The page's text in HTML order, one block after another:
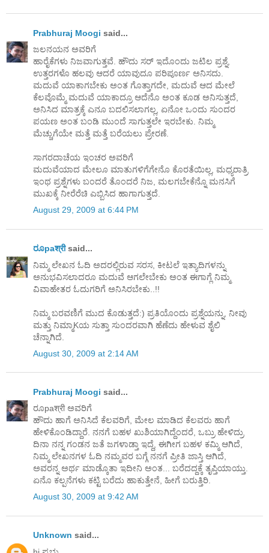
Prabhuraj Moogi said...
ಜಲನಯನ ಅವರಿಗೆ
ಹಾರೈಕೆಗಳು ನಿಜವಾಗುತ್ತವೆ. ಹೌದು ಸರ್ ಇದೊಂದು ಜಟಿಲ ಪ್ರಶ್ನೆ,
ಉತ್ತರಗಳೊ ಹಲವು ಆದರೆ ಯಾವುದೂ ಪರಿಪೂರ್ಣ ಅನಿಸದು.
ಮದುವೆ ಯಾಕಾಗಬೇಕು ಅಂತ ಗೊತ್ತಾಗದೇ, ಮದುವೆ ಆದ ಮೇಲೆ
ಕೆಲವೊಮ್ಮೆ ಮದುವೆ ಯಾಕಾದ್ರೂ ಆದೆನೊ ಅಂತ ಕೂಡ ಅನಿಸುತ್ತದೆ,
ಅನಿಸಿದ ಮಾತ್ರಕ್ಕೆ ಎನೂ ಬದಲಿಸಲಾಗಲ್ಲ, ಏನೋ ಒಂದು ಸುಂದರ
ಪಯಣ ಅಂತ ಬಂಡಿ ಮುಂದೆ ಸಾಗುತ್ತಲೇ ಇರಬೇಕು. ನಿಮ್ಮ
ಮೆಚ್ಚುಗೆಯೇ ಮತ್ತೆ ಮತ್ತೆ ಬರೆಯಲು ಪ್ರೇರಣೆ.
ಸಾಗರದಾಚೆಯ ಇಂಚರ ಅವರಿಗೆ
ಮದುವೆಯಾದ ಮೇಲೂ ಮಾತುಗಳಿಗೆಗೇನೊ ಕೊರತೆಯಿಲ್ಲ, ಮಧ್ಯರಾತ್ರಿ
ಇಂಥ ಪ್ರಶ್ನೆಗಳು ಬಂದರೆ ತೊಂದರೆ ನಿಜ, ಮಲಗಬೇಕೆನ್ನೊ ಮನಸಿಗೆ
ಮುಖಕ್ಕೆ ನೀರೆರೆಚಿ ಎಬ್ಬಿಸಿದ ಹಾಗಾಗುತ್ತದೆ.
August 29, 2009 at 6:44 PM
ರೂpaश्रीsaid...
ನಿಮ್ಮ ಲೇಖನ ಓದಿ ಅದರಲ್ಲಿರುವ ಸರಸ, ಕೀಟಲೆ ಇತ್ಯಾದಿಗಳನ್ನು
ಅನುಭವಿಸಲಾದರೂ ಮದುವೆ ಆಗಲೇಬೇಕು ಅಂತ ಈಗಾಗ್ಲೆ ನಿಮ್ಮ
ವಿವಾಹೇತರ ಓದುಗರಿಗೆ ಅನಿಸಿರಬೇಕು..!!
ನಿಮ್ಮ ಬರವಣಿಗೆ ಮುದ ಕೊಡುತ್ತದೆ:) ಪ್ರತಿಯೊಂದು ಪ್ರಶ್ನೆಯನ್ನು, ನೀವು
ಮತ್ತು ನಿಮ್ಮಾKಯ ಸುತ್ತಾ ಸುಂದರವಾಗಿ ಹೆಣೆದು ಹೇಳುವ ಶೈಲಿ
ಚೆನ್ನಾಗಿದೆ.
August 30, 2009 at 2:14 AM
Prabhuraj Moogi said...
ರೂpaश्री ಅವರಿಗೆ
ಹೌದು ಹಾಗೆ ಅನಿಸಿದೆ ಕೆಲವರಿಗೆ, ಮೇಲ ಮಾಡಿದ ಕೆಲವರು ಹಾಗೆ
ಹೇಳಿಕೊಂಡಿದ್ದಾರೆ. ನನಗೆ ಬಹಳ ಖುಶಿಯಾಗಿದ್ದೆಂದರೆ, ಒಬ್ರು ಹೇಳಿದ್ರು
ದಿನಾ ನನ್ನ ಗಂಡನ ಜತೆ ಜಗಳಾಡ್ತಾ ಇದ್ದೆ, ಈಗೀಗ ಬಹಳ ಕಮ್ಮಿ ಆಗಿದೆ,
ನಿಮ್ಮ ಲೇಖನಗಳ ಓದಿ ನಮ್ಮವರ ಬಗ್ಗೆ ನನಗೆ ಪ್ರೀತಿ ಜಾಸ್ತಿ ಆಗಿದೆ,
ಅವರನ್ನ ಅರ್ಥ ಮಾಡ್ಕೊತಾ ಇದೀನಿ ಅಂತ... ಬರೆದದ್ದಕ್ಕೆ ತೃಪ್ತಿಯಾಯ್ತು.
ಏನೊ ಕಲ್ಪನೆಗಳು ಕಟ್ಟಿ ಬರೆದು ಹಾಕುತ್ತೇನೆ, ಹೀಗೆ ಬರುತ್ತಿರಿ.
August 30, 2009 at 9:42 AM
Unknown said...